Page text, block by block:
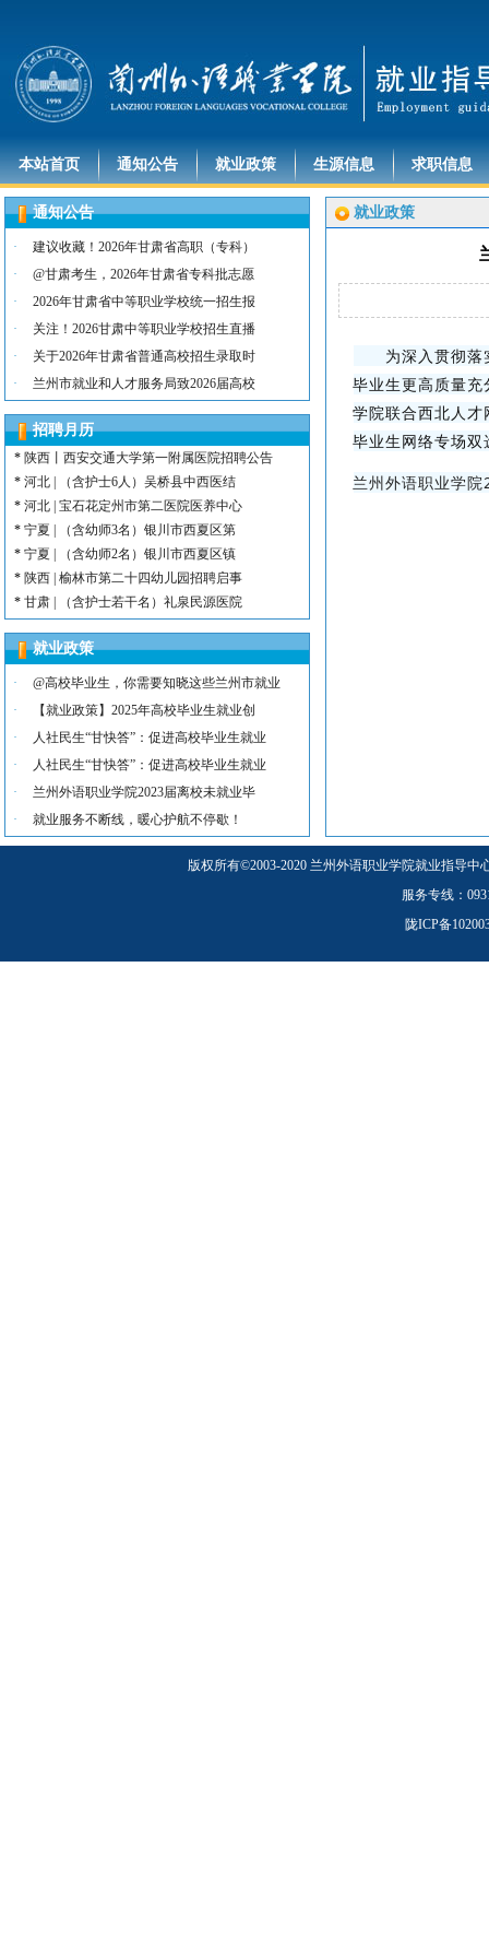
本站首页 通知公告 就业政策 生源信息 求职信息
通知公告
·
建议收藏！2026年甘肃省高职（专科）
·
@甘肃考生，2026年甘肃省专科批志愿
·
2026年甘肃省中等职业学校统一招生报
·
关注！2026甘肃中等职业学校招生直播
·
关于2026年甘肃省普通高校招生录取时
·
兰州市就业和人才服务局致2026届高校
招聘月历
河北 | （含护士15名）唐山康诚医院
*
内蒙古 | （含护士3人）兴安长生肾病
*陕西 | （含护士5人）宝鸡蔡家坡普安
* 陕西丨西安交通大学第一附属医院招聘公告
* 河北 | （含护士6人）吴桥县中西医结
* 河北 | 宝石花定州市第二医院医养中心
* 宁夏 | （含幼师3名）银川市西夏区第
* 宁夏 | （含幼师2名）银川市西夏区镇
* 陕西 | 榆林市第二十四幼儿园招聘启事
* 甘肃 | （含护士若干名）礼泉民源医院
*河北 | （含护士15名）唐山康诚医院
内蒙古 | （含护士3人）兴安长生肾病
陕西丨西安交通大学第一附属医院招聘公告
河北 | （含护士6人）吴桥县中西医结
*
河北 | 宝石花定州市第二医院医养中心
*
宁夏 | （含幼师3名）银川市西夏区第
*宁夏 | （含幼师2名）银川市西夏区镇
陕西 | 榆林市第二十四幼儿园招聘启事
就业政策
·
@高校毕业生，你需要知晓这些兰州市就业
·
【就业政策】2025年高校毕业生就业创
·
人社民生“甘快答”：促进高校毕业生就业
·
人社民生“甘快答”：促进高校毕业生就业
·
兰州外语职业学院2023届离校未就业毕
·
就业服务不断线，暖心护航不停歇！
就业政策
为深入贯彻落实
毕业生更高质量
学院联合西北人
毕业生网络专场双
兰州外语职业学
版权所有©2003-2020 兰州外语职业学院就业指导
服务专线：
陇ICP备